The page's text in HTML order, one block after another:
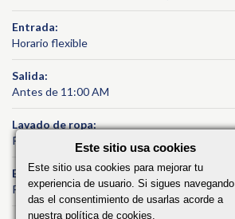
Entrada:
Horario flexible
Salida:
Antes de 11:00 AM
Lavado de ropa:
Precio variable
Bebidas:
Precio variable
Este sitio usa cookies
Este sitio usa cookies para mejorar tu
experiencia de usuario. Si sigues navegando
das el consentimiento de usarlas acorde a
nuestra política de cookies.